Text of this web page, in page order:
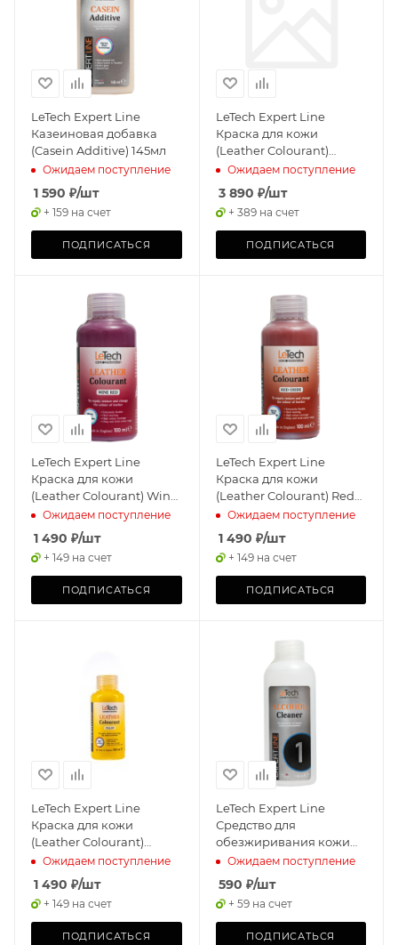
LeTech Expert Line
Казеиновая добавка
(Casein Additive) 145мл
Ожидаем поступление
1 590 ₽/шт
+ 159 на счет
ПОДПИСАТЬСЯ
LeTech Expert Line
Краска для кожи
(Leather Colourant)
Chestnut, 500мл
Ожидаем поступление
3 890 ₽/шт
+ 389 на счет
ПОДПИСАТЬСЯ
LeTech Expert Line
Краска для кожи
(Leather Colourant) Wine
Red, 145мл
Ожидаем поступление
1 490 ₽/шт
+ 149 на счет
ПОДПИСАТЬСЯ
LeTech Expert Line
Краска для кожи
(Leather Colourant) Red
Oxide, 145мл
Ожидаем поступление
1 490 ₽/шт
+ 149 на счет
ПОДПИСАТЬСЯ
LeTech Expert Line
Краска для кожи
(Leather Colourant)
Lemon Yellow, 145мл
Ожидаем поступление
1 490 ₽/шт
+ 149 на счет
ПОДПИСАТЬСЯ
LeTech Expert Line
Средство для
обезжиривания кожи
(Alcohol Cleaner) 145мл
Ожидаем поступление
590 ₽/шт
+ 59 на счет
ПОДПИСАТЬСЯ